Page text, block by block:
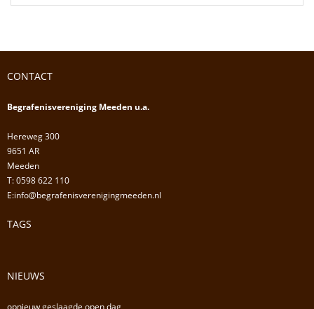
CONTACT
Begrafenisvereniging Meeden u.a.
Hereweg 300
9651 AR
Meeden
T: 0598 622 110
E:info@begrafenisverenigingmeeden.nl
TAGS
NIEUWS
opnieuw geslaagde open dag